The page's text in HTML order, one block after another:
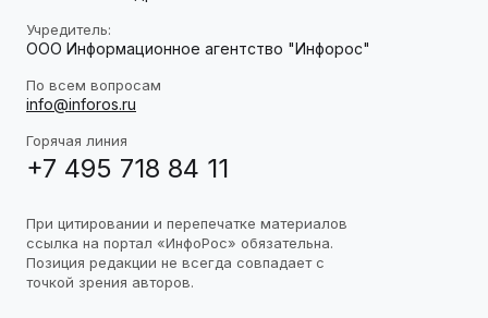
Учредитель:
ООО Информационное агентство "Инфорос"
По всем вопросам
info@inforos.ru
Горячая линия
+7 495 718 84 11
При цитировании и перепечатке материалов
ссылка на портал «ИнфоРос» обязательна.
Позиция редакции не всегда совпадает с
точкой зрения авторов.